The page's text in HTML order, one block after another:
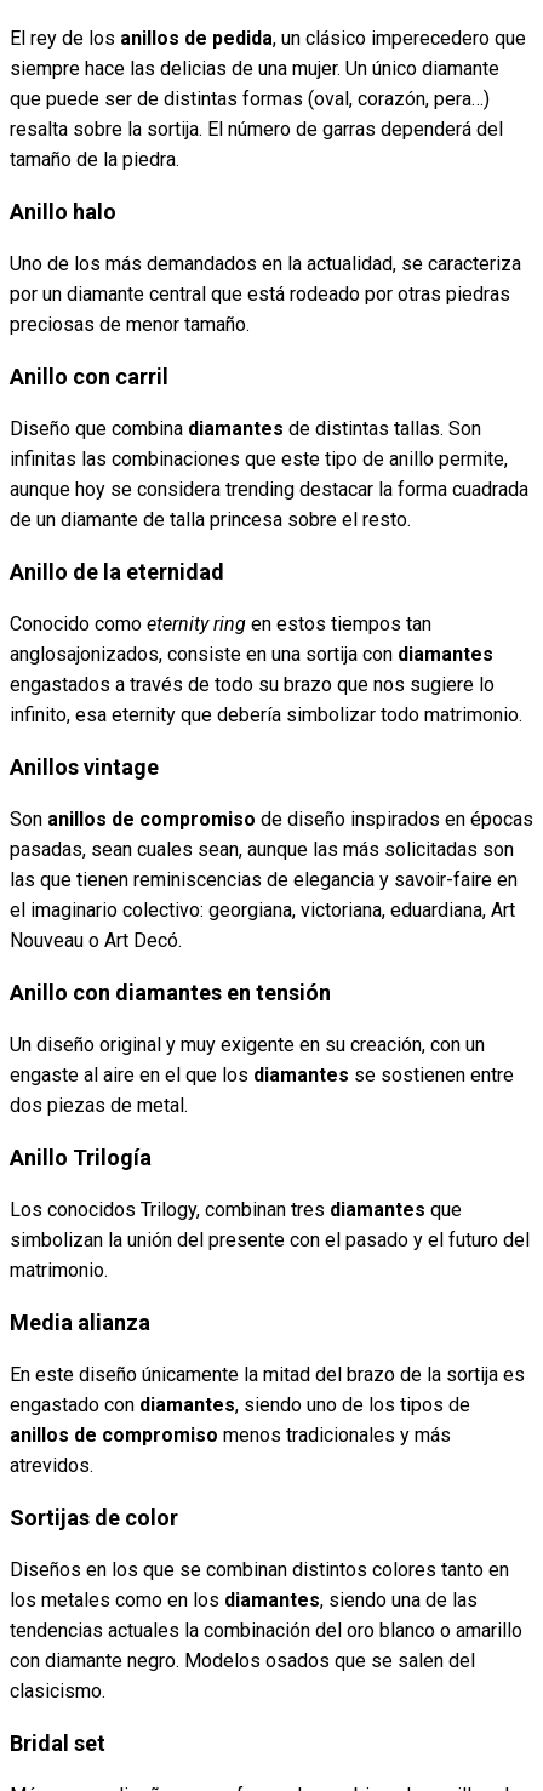
El rey de los anillos de pedida, un clásico imperecedero que
siempre hace las delicias de una mujer. Un único diamante
que puede ser de distintas formas (oval, corazón, pera…)
resalta sobre la sortija. El número de garras dependerá del
tamaño de la piedra.
Anillo halo
Uno de los más demandados en la actualidad, se caracteriza
por un diamante central que está rodeado por otras piedras
preciosas de menor tamaño.
Anillo con carril
Diseño que combina diamantes de distintas tallas. Son
infinitas las combinaciones que este tipo de anillo permite,
aunque hoy se considera trending destacar la forma cuadrada
de un diamante de talla princesa sobre el resto.
Anillo de la eternidad
Conocido como eternity ring en estos tiempos tan
anglosajonizados, consiste en una sortija con diamantes
engastados a través de todo su brazo que nos sugiere lo
infinito, esa eternity que debería simbolizar todo matrimonio.
Anillos vintage
Son anillos de compromiso de diseño inspirados en épocas
pasadas, sean cuales sean, aunque las más solicitadas son
las que tienen reminiscencias de elegancia y savoir-faire en
el imaginario colectivo: georgiana, victoriana, eduardiana, Art
Nouveau o Art Decó.
Anillo con diamantes en tensión
Un diseño original y muy exigente en su creación, con un
engaste al aire en el que los diamantes se sostienen entre
dos piezas de metal.
Anillo Trilogía
Los conocidos Trilogy, combinan tres diamantes que
simbolizan la unión del presente con el pasado y el futuro del
matrimonio.
Media alianza
En este diseño únicamente la mitad del brazo de la sortija es
engastado con diamantes, siendo uno de los tipos de
anillos de compromiso menos tradicionales y más
atrevidos.
Sortijas de color
Diseños en los que se combinan distintos colores tanto en
los metales como en los diamantes, siendo una de las
tendencias actuales la combinación del oro blanco o amarillo
con diamante negro. Modelos osados que se salen del
clasicismo.
Bridal set